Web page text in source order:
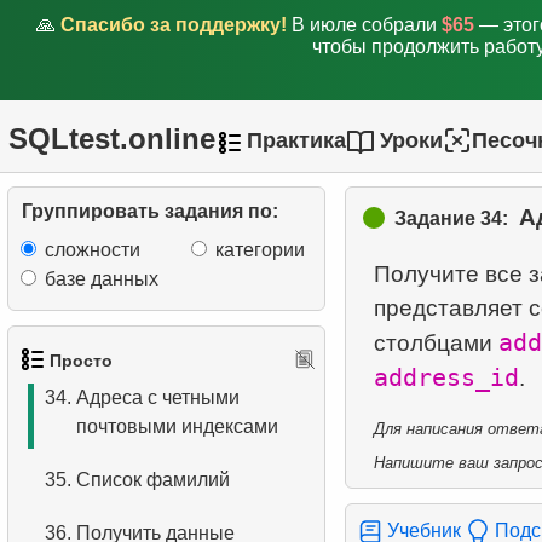
🙏 Спасибо за поддержку! В июле собрали $65 —
чтобы продолжить
SQLtest.online Практика Уроки
Группировать задания по:
сложности
категории
базе данных
Просто
29.
Список фильмов с
30.Добавьте новый адрес
31.Обновите почтовый
индекс
клиентах
33.Адреса без почтового
34. Адреса с четными
почтовыми индексами
35. Список фамилий
36. Получить данные
Задание 34:
Получите все
представляет
столбцами
address_id
Для написания
Напишите ваш
Учебник